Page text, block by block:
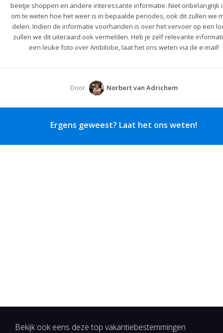
beetje shoppen en andere interessante informatie. Niet onbelangrijk
om te weten hoe het weer is in bepaalde periodes, ook dit zullen we
delen. Indien de informatie voorhanden is over het vervoer op een
zullen we dit uiteraard ook vermelden. Heb je zelf relevante
een leuke foto over Ambilobe, laat het ons weten via de e-mail!
Door Norbert van Adrichem
Ergens geweest? Laat het ons weten!
Bekijk ook eens deze top vakantiebestemmingen